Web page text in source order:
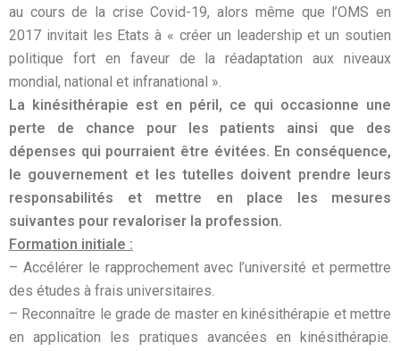
au cours de la crise Covid-19, alors même que l’OMS en
2017 invitait les Etats à « créer un leadership et un soutien
politique fort en faveur de la réadaptation aux niveaux
mondial, national et infranational ».
La kinésithérapie est en péril, ce qui occasionne une
perte de chance pour les patients ainsi que des
dépenses qui pourraient être évitées. En conséquence,
le gouvernement et les tutelles doivent prendre leurs
responsabilités et mettre en place les mesures
suivantes pour revaloriser la profession.
Formation initiale :
– Accélérer le rapprochement avec l’université et permettre
des études à frais universitaires.
– Reconnaître le grade de master en kinésithérapie et mettre
en application les pratiques avancées en kinésithérapie.